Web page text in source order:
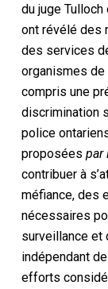
du juge
ont révélé des
des services
organismes
compris une
discrimination
police
proposées par
contribuer à
méfiance, des
nécessaires
surveillance
indépendant
efforts